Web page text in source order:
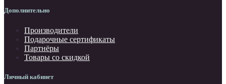
Дополнительно
Производители
Подарочные сертификаты
Партнёры
Товары со скидкой
Личный кабинет